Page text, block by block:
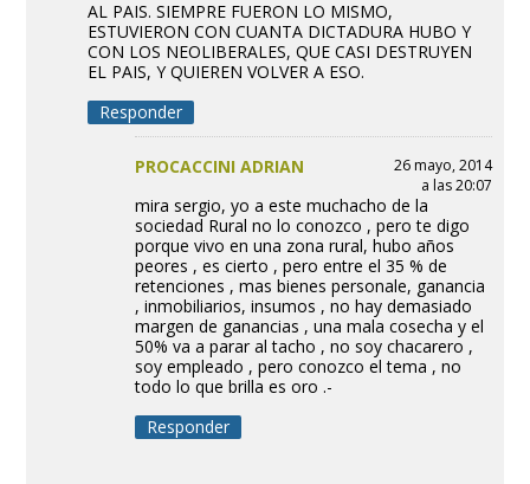
AL PAIS. SIEMPRE FUERON LO MISMO,
ESTUVIERON CON CUANTA DICTADURA HUBO Y
CON LOS NEOLIBERALES, QUE CASI DESTRUYEN
EL PAIS, Y QUIEREN VOLVER A ESO.
Responder
PROCACCINI ADRIAN
26 mayo, 2014
a las 20:07
mira sergio, yo a este muchacho de la
sociedad Rural no lo conozco , pero te digo
porque vivo en una zona rural, hubo años
peores , es cierto , pero entre el 35 % de
retenciones , mas bienes personale, ganancia
, inmobiliarios, insumos , no hay demasiado
margen de ganancias , una mala cosecha y el
50% va a parar al tacho , no soy chacarero ,
soy empleado , pero conozco el tema , no
todo lo que brilla es oro .-
Responder